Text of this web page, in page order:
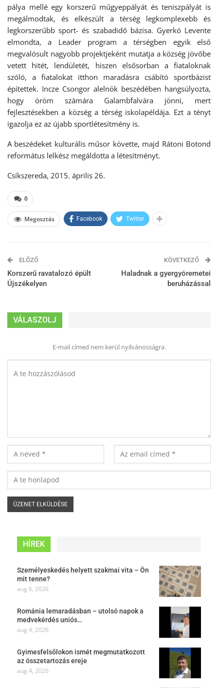
pálya mellé egy korszerű műgyeppályát és teniszpályát is
megálmodtak, és elkészült a térség legkomplexebb és
legkorszerűbb sport- és szabadidő bázisa. Gyerkó Levente
elmondta, a Leader program a térségben egyik első
megvalósult nagyobb projektjeként mutatja a község jövőbe
vetett hitét, lendületét, hiszen elsősorban a fiataloknak
szóló, a fiatalokat itthon maradásra csábító sportbázist
építettek. Incze Csongor alelnök beszédében hangsúlyozta,
hogy öröm számára Galambfalvára jönni, mert
fejlesztésekben a község a térség iskolapéldája. Ezt a tényt
igazolja ez az újabb sportlétesítmény is.
A beszédeket kulturális műsor követte, majd Rátoni Botond
református lelkész megáldotta a létesítményt.
Csíkszereda, 2015. április 26.
0
Megosztás Facebook Twitter
ELŐZŐ
Korszerű ravatalozó épült
Újszékelyen
KÖVETKEZŐ
Haladnak a gyergyóremetei
beruházással
VÁLASZOLJ
E-mail címed nem kerül nyilvánosságra.
HÍREK
Személyeskedés helyett szakmai vita – Ön
mit tenne?
aug 6, 2026
Románia lemaradásban – utolsó napok a
medvekérdés uniós…
aug 4, 2026
Gyimesfelsőlokon ismét megmutatkozott
az összetartozás ereje
aug 4, 2026